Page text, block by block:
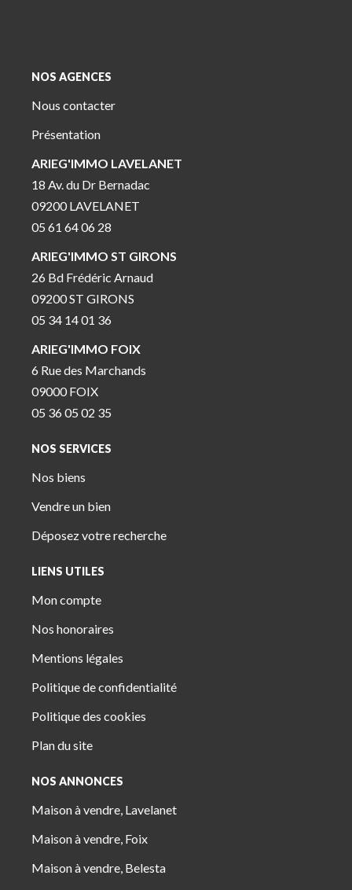
NOS AGENCES
Nous contacter
Présentation
ARIEG'IMMO LAVELANET
18 Av. du Dr Bernadac
09200 LAVELANET
05 61 64 06 28
ARIEG'IMMO ST GIRONS
26 Bd Frédéric Arnaud
09200 ST GIRONS
05 34 14 01 36
ARIEG'IMMO FOIX
6 Rue des Marchands
09000 FOIX
05 36 05 02 35
NOS SERVICES
Nos biens
Vendre un bien
Déposez votre recherche
LIENS UTILES
Mon compte
Nos honoraires
Mentions légales
Politique de confidentialité
Politique des cookies
Plan du site
NOS ANNONCES
Maison à vendre, Lavelanet
Maison à vendre, Foix
Maison à vendre, Belesta